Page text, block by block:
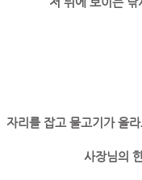
자리를 잡고 물고기가 올
사장님의